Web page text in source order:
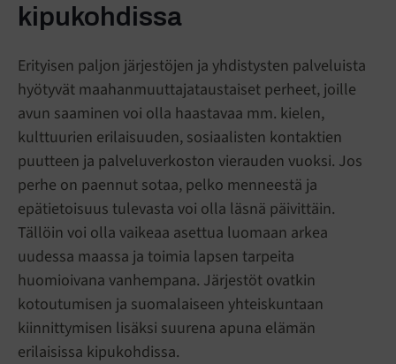
kipukohdissa
Erityisen paljon järjestöjen ja yhdistysten palveluista
hyötyvät maahanmuuttajataustaiset perheet, joille
avun saaminen voi olla haastavaa mm. kielen,
kulttuurien erilaisuuden, sosiaalisten kontaktien
puutteen ja palveluverkoston vierauden vuoksi. Jos
perhe on paennut sotaa, pelko menneestä ja
epätietoisuus tulevasta voi olla läsnä päivittäin.
Tällöin voi olla vaikeaa asettua luomaan arkea
uudessa maassa ja toimia lapsen tarpeita
huomioivana vanhempana. Järjestöt ovatkin
kotoutumisen ja suomalaiseen yhteiskuntaan
kiinnittymisen lisäksi suurena apuna elämän
erilaisissa kipukohdissa.